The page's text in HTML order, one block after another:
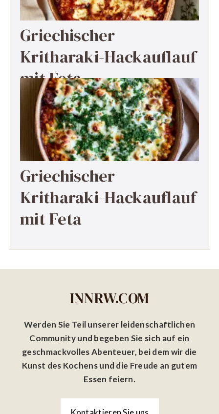
Griechischer
Kritharaki-Hackauflauf
mit Feta
Griechischer
Kritharaki-Hackauflauf
mit Feta
INNRW.COM
Werden Sie Teil unserer leidenschaftlichen
Community und begeben Sie sich auf ein
geschmackvolles Abenteuer, bei dem wir die
Kunst des Kochens und die Freude an gutem
Essen feiern.